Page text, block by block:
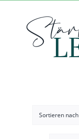
springen
Sortieren nach